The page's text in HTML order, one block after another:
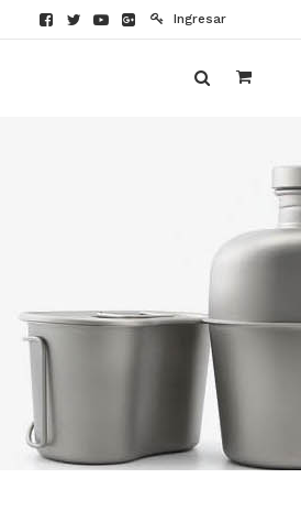
Ingresar